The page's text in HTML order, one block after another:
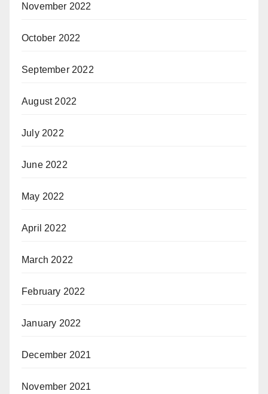
November 2022
October 2022
September 2022
August 2022
July 2022
June 2022
May 2022
April 2022
March 2022
February 2022
January 2022
December 2021
November 2021